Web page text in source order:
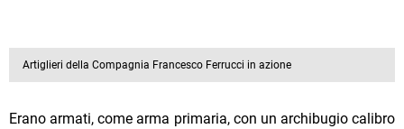
Artiglieri della Compagnia Francesco Ferrucci in azione
Erano armati, come arma primaria, con un archibugio calibro